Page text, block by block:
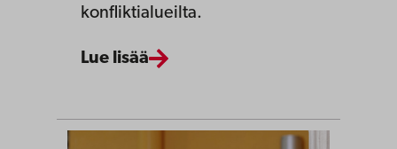
konfliktialueilta.
Lue lisää